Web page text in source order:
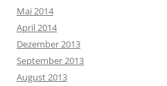
Mai 2014
April 2014
Dezember 2013
September 2013
August 2013